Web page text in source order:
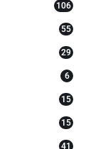
106
55
29
6
15
15
41